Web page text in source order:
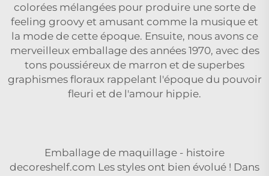
colorées mélangées pour produire une sorte de
feeling groovy et amusant comme la musique et
la mode de cette époque. Ensuite, nous avons ce
merveilleux emballage des années 1970, avec des
tons poussiéreux de marron et de superbes
graphismes floraux rappelant l'époque du pouvoir
fleuri et de l'amour hippie.
Emballage de maquillage - histoire
decoreshelf.com Les styles ont bien évolué ! Dans